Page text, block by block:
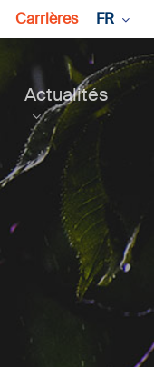
Carrières FR
Actualités